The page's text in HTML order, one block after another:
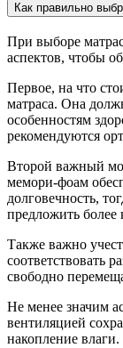
Как правильно
При выборе
аспектов, чтобы
Первое, на что
матраса. Она
особенностям
рекомендуются
Второй важный
мемори-фоам
долговечность,
предложить более
Также важно
соответствовать
свободно
Не менее значим
вентиляцией
накопление влаги.